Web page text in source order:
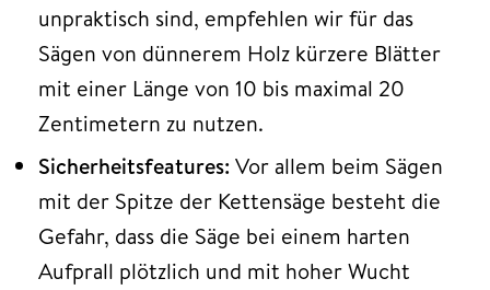
unpraktisch sind, empfehlen wir für das
Sägen von dünnerem Holz kürzere Blätter
mit einer Länge von 10 bis maximal 20
Zentimetern zu nutzen.
Sicherheitsfeatures: Vor allem beim Sägen
mit der Spitze der Kettensäge besteht die
Gefahr, dass die Säge bei einem harten
Aufprall plötzlich und mit hoher Wucht